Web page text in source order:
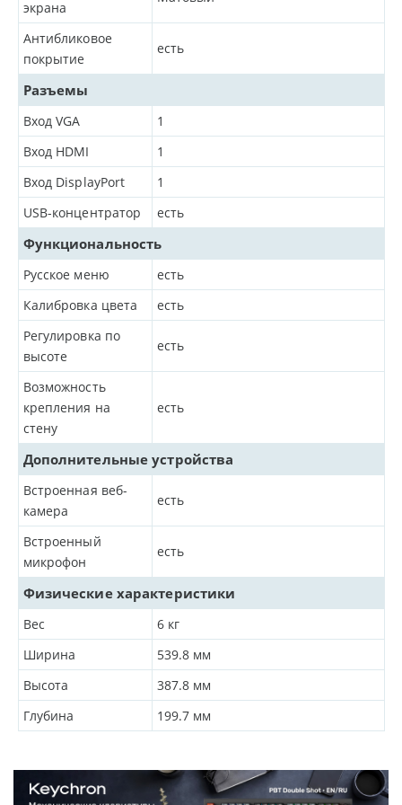
экрана
Антибликовое
покрытие
есть
Разъемы
Вход VGA
1
Вход HDMI
1
Вход DisplayPort
1
USB-концентратор
есть
Функциональность
Русское меню
есть
Калибровка цвета
есть
Регулировка по
высоте
есть
Возможность
крепления на
стену
есть
Дополнительные устройства
Встроенная веб-
камера
есть
Встроенный
микрофон
есть
Физические характеристики
Вес 6 кг
Ширина
539.8 мм
Высота
387.8 мм
Глубина
199.7 мм